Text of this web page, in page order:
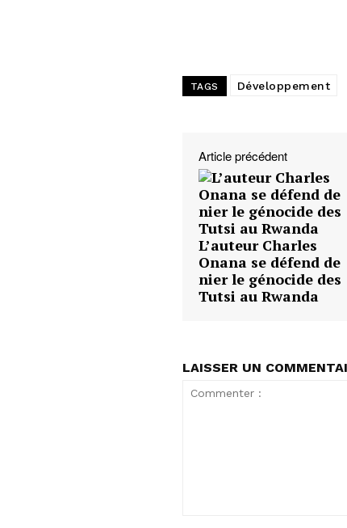
TAGS Développement
Article précédent
L’auteur Charles
Onana se défend de
nier le génocide des
Tutsi au Rwanda
LAISSER UN